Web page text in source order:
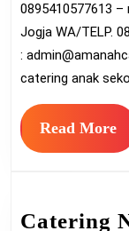
0895410577613 –
Jogja WA/TELP.
:
catering anak
Read More
Catering